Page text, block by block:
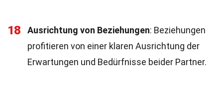
18 Ausrichtung von Beziehungen: Beziehungen
profitieren von einer klaren Ausrichtung der
Erwartungen und Bedürfnisse beider Partner.